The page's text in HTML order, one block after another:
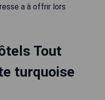
a à offrir lors
Tout
turquoise